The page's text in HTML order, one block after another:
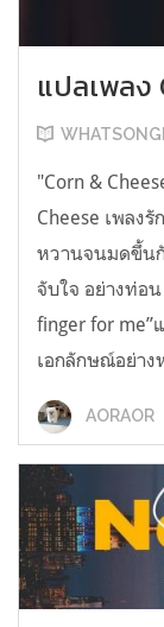
แปลเพลง
"Corn &
Cheese เพลง
หวานจนมดขึ้น
จับใจ อย่างท่อ
finger for me”
เอกลักษณ์อย่าง
AORAOR